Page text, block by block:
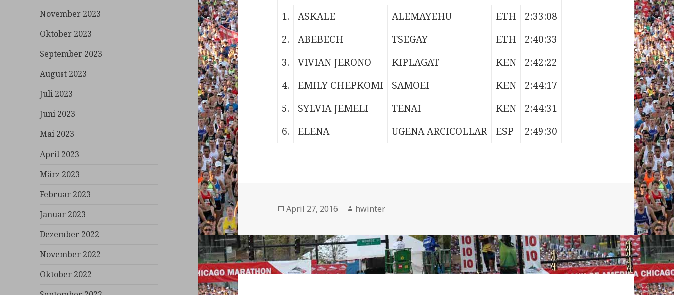
November 2023
Oktober 2023
September 2023
August 2023
Juli 2023
Juni 2023
Mai 2023
April 2023
März 2023
Februar 2023
Januar 2023
Dezember 2022
November 2022
Oktober 2022
1.
ASKALE ALEMAYEHU ETH
2:33:08
2.
ABEBECH TSEGAY ETH
2:40:33
3.
VIVIAN JERONO KIPLAGAT KEN
2:42:22
4.
EMILY CHEPKOMI SAMOEI KEN
2:44:17
5.
SYLVIA JEMELI TENAI KEN
2:44:31
6.
ELENA UGENA ARCICOLLAR ESP 2:49:30
Veröffentlicht
April 27, 2016 Autor
hwinter
Beitrags-